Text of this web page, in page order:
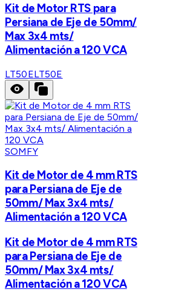
Kit de Motor RTS para
Persiana de Eje de 50mm/
Max 3x4 mts/
Alimentación a 120 VCA
LT50ELT50E
SOMFY
Kit de Motor de 4 mm RTS
para Persiana de Eje de
50mm/ Max 3x4 mts/
Alimentación a 120 VCA
Kit de Motor de 4 mm RTS
para Persiana de Eje de
50mm/ Max 3x4 mts/
Alimentación a 120 VCA